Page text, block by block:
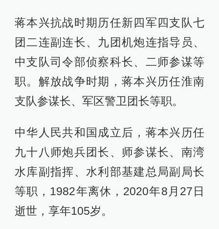
蒋本兴抗战时期历任新四军四支队七
团二连副连长、九团机炮连指导员、
中支队司令部侦察科长、二师参谋等
职。解放战争时期，蒋本兴历任淮南
支队参谋长、军区警卫团长等职。
中华人民共和国成立后，蒋本兴历任
九十八师炮兵团长、师参谋长、南湾
水库副指挥、水利部基建总局副局长
等职，1982年离休，2020年8月27日
逝世，享年105岁。